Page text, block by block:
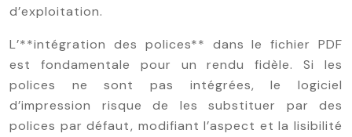
d’exploitation.
L’**intégration des polices** dans le fichier PDF
est fondamentale pour un rendu fidèle. Si les
polices ne sont pas intégrées, le logiciel
d’impression risque de les substituer par des
polices par défaut, modifiant l’aspect et la lisibilité